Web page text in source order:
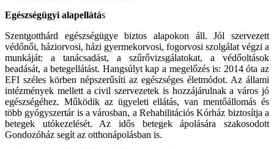
Egészségügyi alapellátás
Szentgotthárd egészségügye biztos alapokon áll. Jól szervezett
védőnői, háziorvosi, házi gyermekorvosi, fogorvosi szolgálat végzi a
munkáját: a tanácsadást, a szűrővizsgálatokat, a védőoltások
beadását, a betegellátást. Hangsúlyt kap a megelőzés is: 2014 óta az
EFI széles körben népszerűsíti az egészséges életmódot. Az állami
intézmények mellett a civil szervezetek is hozzájárulnak a város jó
egészségéhez. Működik az ügyeleti ellátás, van mentőállomás és
több gyógyszertár is a városban, a Rehabilitációs Kórház biztosítja a
betegek utókezelését. Az idős betegek ápolására szakosodott
Gondozóház segít az otthonápolásban is.